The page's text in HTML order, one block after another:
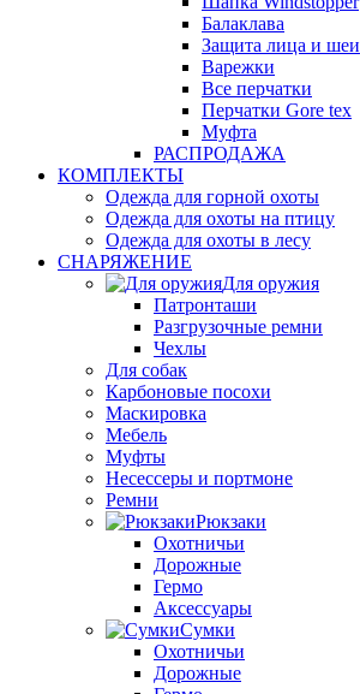
Балаклава
Защита лица и шеи
Варежки
Все перчатки
Перчатки Gore tex
Муфта
РАСПРОДАЖА
КОМПЛЕКТЫ
Одежда для горной охоты
Одежда для охоты на птицу
Одежда для охоты в лесу
СНАРЯЖЕНИЕ
Для оружия
Патронташи
Разгрузочные ремни
Чехлы
Для собак
Карбоновые посохи
Маскировка
Мебель
Муфты
Несессеры и портмоне
Ремни
Рюкзаки
Охотничьи
Дорожные
Гермо
Аксессуары
Сумки
Охотничьи
Дорожные